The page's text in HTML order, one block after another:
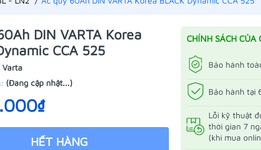
DIN VARTA Korea
CCA 525
Varta
(Đang cập nhật...)
HẾT HÀNG
CHÍNH SÁCH CỦA
Bảo hành
Bảo hành tại
Lỗi kỹ thuật
thời gian 7
(khi mua